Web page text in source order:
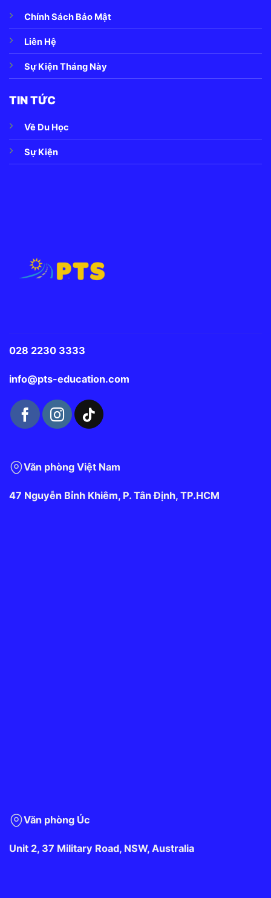
Chính Sách Bảo Mật
Liên Hệ
Sự Kiện Tháng Này
TIN TỨC
Về Du Học
Sự Kiện
028 2230 3333
info@pts-education.com
Văn phòng Việt Nam
47 Nguyễn Bỉnh Khiêm, P. Tân Định, TP.HCM
Văn phòng Úc
Unit 2, 37 Military Road, NSW, Australia